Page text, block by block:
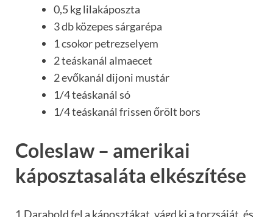
0,5 kg lilakáposzta
3 db közepes sárgarépa
1 csokor petrezselyem
2 teáskanál almaecet
2 evőkanál dijoni mustár
1/4 teáskanál só
1/4 teáskanál frissen őrölt bors
Coleslaw – amerikai
káposztasaláta elkészítése
1.Darabold fel a káposztákat, vágd ki a torzsáját, és